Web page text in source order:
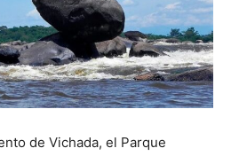
de Vichada, el Parque